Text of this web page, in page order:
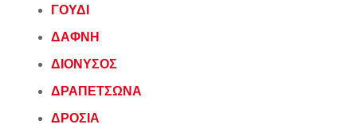
ΓΟΥΔΙ
ΔΑΦΝΗ
ΔΙΟΝΥΣΟΣ
ΔΡΑΠΕΤΣΩΝΑ
ΔΡΟΣΙΑ